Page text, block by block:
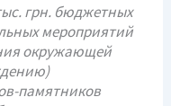
грн. бюджетных
мероприятий
окружающей
памятников